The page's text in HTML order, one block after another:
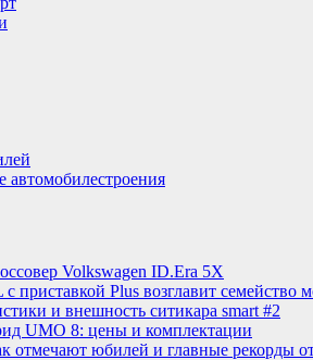
автомобилестроения
Volkswagen ID.Era 5X
приставкой Plus возглавит семейство
и внешность ситикара smart #2
UMO 8: цены и комплектации
отмечают юбилей и главные рекорды